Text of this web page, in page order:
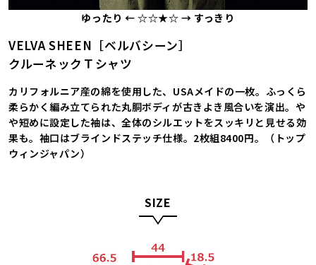
ゆったり ← ☆☆★☆ → すっきり
VELVA SHEEN［ベルバシーン］
クルーネックＴシャツ
カリフォルニア産の綿を使用した、USAメイドの一枚。ふっくら
柔らかく編み立てられた丸胴ボディが古きよき風合いを演出。や
や短めに設定した袖は、全体のシルエットをスッキリと見せる効
果も。袖口はブラインドステッチ仕様。2枚組8400円。（トップ
ウィンジャパン）
SIZE